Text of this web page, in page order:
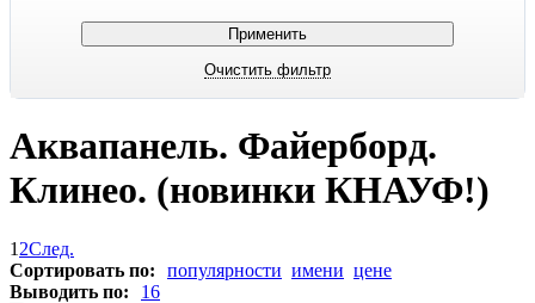
Аквапанель. Файерборд.
Клинео. (новинки КНАУФ!)
1 2След.
Сортировать по:
популярности имени цене
Выводить по:
16